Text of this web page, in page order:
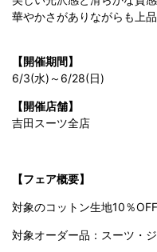
華やかさがありながらも上
【開催期間】
6/3(水)～6/28(日)
【開催店舗】
吉田スーツ全店
【フェア概要】
対象のコットン生地10％OFF
対象オーダー品：スーツ・